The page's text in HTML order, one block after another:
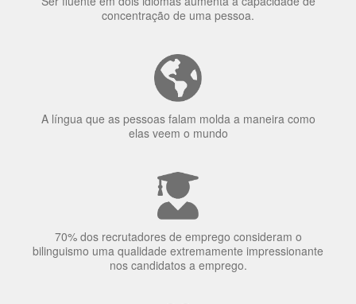
Ser fluente em dois idiomas aumenta a capacidade de
concentração de uma pessoa.
A língua que as pessoas falam molda a maneira como
elas veem o mundo